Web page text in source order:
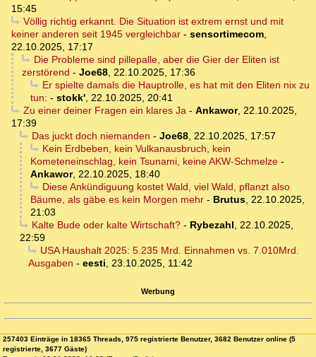
15:45
Völlig richtig erkannt. Die Situation ist extrem ernst und mit
keiner anderen seit 1945 vergleichbar - sensortimecom,
22.10.2025, 17:17
Die Probleme sind pillepalle, aber die Gier der Eliten ist
zerstörend - Joe68, 22.10.2025, 17:36
Er spielte damals die Hauptrolle, es hat mit den Eliten nix zu
tun: - stokk', 22.10.2025, 20:41
Zu einer deiner Fragen ein klares Ja- Ankawor, 22.10.2025,
17:39
Das juckt doch niemanden - Joe68, 22.10.2025, 17:57
Kein Erdbeben, kein Vulkanausbruch, kein
Kometeneinschlag, kein Tsunami, keine AKW-Schmelze -
Ankawor, 22.10.2025, 18:40
Diese Ankündiguung kostet Wald, viel Wald, pflanzt also
Bäume, als gäbe es kein Morgen mehr - Brutus, 22.10.2025,
21:03
Kalte Bude oder kalte Wirtschaft?- Rybezahl, 22.10.2025,
22:59
USA Haushalt 2025: 5.235 Mrd. Einnahmen vs. 7.010Mrd.
Ausgaben - eesti, 23.10.2025, 11:42
Werbung
257403 Einträge in 18365 Threads, 975 registrierte Benutzer, 3682 Benutzer online (5
registrierte, 3677 Gäste)